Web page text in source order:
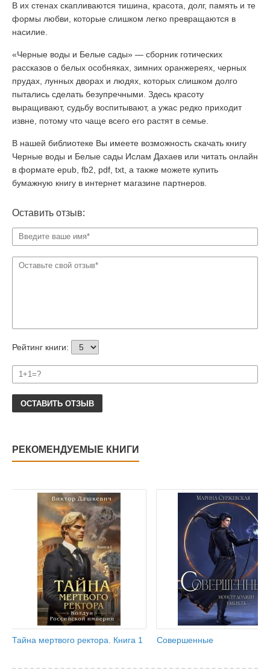
В их стенах скапливаются тишина, красота, долг, память и те
формы любви, которые слишком легко превращаются в
насилие.
«Черные воды и Белые сады» — сборник готических
рассказов о белых особняках, зимних оранжереях, черных
прудах, лунных дворах и людях, которых слишком долго
пытались сделать безупречными. Здесь красоту
выращивают, судьбу воспитывают, а ужас редко приходит
извне, потому что чаще всего его растят в семье.
В нашей библиотеке Вы имеете возможность скачать книгу
Черные воды и Белые сады Ислам Дахаев или читать онлайн
в формате epub, fb2, pdf, txt, а также можете купить
бумажную книгу в интернет магазине партнеров.
Оставить отзыв:
Рейтинг книги:
ОСТАВИТЬ ОТЗЫВ
РЕКОМЕНДУЕМЫЕ КНИГИ
Тайна мертвого ректора. Книга 1 Совершенные